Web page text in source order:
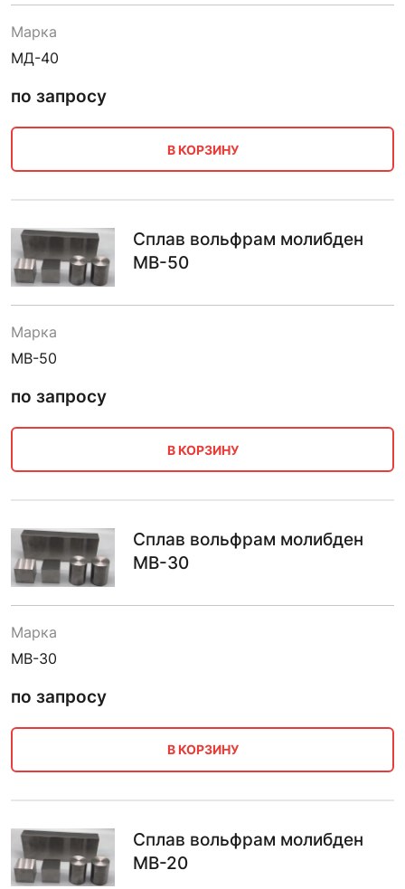
Марка
МД-40
по запросу
В КОРЗИНУ
Сплав вольфрам молибден
МВ-50
Марка
МВ-50
по запросу
В КОРЗИНУ
Сплав вольфрам молибден
МВ-30
Марка
МВ-30
по запросу
В КОРЗИНУ
Сплав вольфрам молибден
МВ-20